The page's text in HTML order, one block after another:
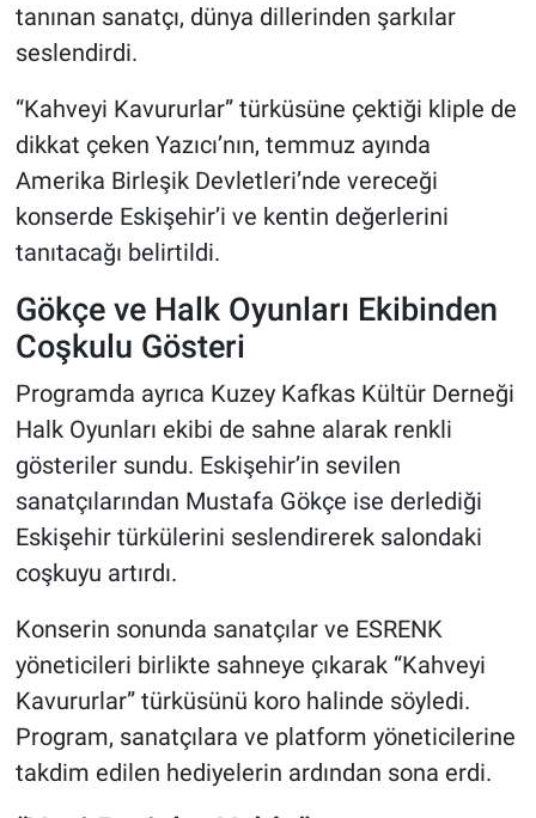
tanınan sanatçı, dünya dillerinden şarkılar
seslendirdi.
“Kahveyi Kavururlar” türküsüne çektiği kliple de
dikkat çeken Yazıcı’nın, temmuz ayında
Amerika Birleşik Devletleri’nde vereceği
konserde Eskişehir’i ve kentin değerlerini
tanıtacağı belirtildi.
Gökçe ve Halk Oyunları Ekibinden
Coşkulu Gösteri
Programda ayrıca Kuzey Kafkas Kültür Derneği
Halk Oyunları ekibi de sahne alarak renkli
gösteriler sundu. Eskişehir’in sevilen
sanatçılarından Mustafa Gökçe ise derlediği
Eskişehir türkülerini seslendirerek salondaki
coşkuyu artırdı.
Konserin sonunda sanatçılar ve ESRENK
yöneticileri birlikte sahneye çıkarak “Kahveyi
Kavururlar” türküsünü koro halinde söyledi.
Program, sanatçılara ve platform yöneticilerine
takdim edilen hediyelerin ardından sona erdi.